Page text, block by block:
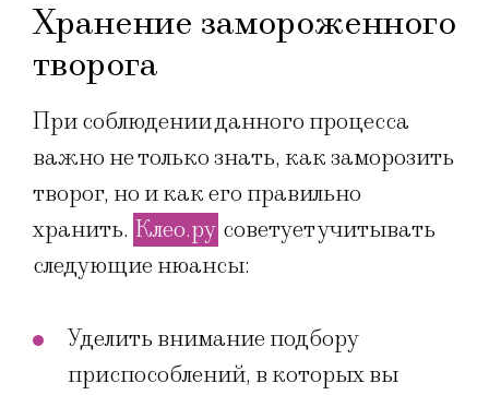
Хранение замороженного
творога
При соблюдении данного процесса
важно не только знать, как заморозить
творог, но и как его правильно
хранить. Клео.ру советует учитывать
следующие нюансы:
Уделить внимание подбору
приспособлений, в которых вы